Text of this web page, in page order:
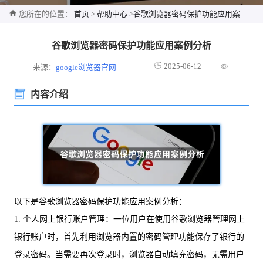
您所在的位置： 首页 > 帮助中心 >谷歌浏览器密码保护功能应用案例分析
谷歌浏览器密码保护功能应用案例分析
来源：google浏览器官网 2025-06-12
内容介绍
以下是谷歌浏览器密码保护功能应用案例分析：
1. 个人网上银行账户管理：一位用户在使用谷歌浏览器管理网上
银行账户时，首先利用浏览器内置的密码管理功能保存了银行的
登录密码。当需要再次登录时，浏览器自动填充密码，无需用户